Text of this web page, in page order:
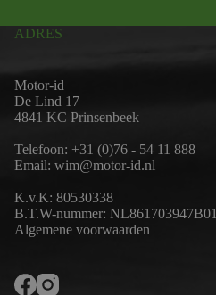
ADRES
Motor-id
De Lind 17
4841 KC Prinsenbeek
Telefoon: +31 (0)76 - 54 11 888
Email: wim@motor-id.nl
K.v.K: 80530338
B.T.W-nummer: NL861703947B01
Algemene voorwaarden